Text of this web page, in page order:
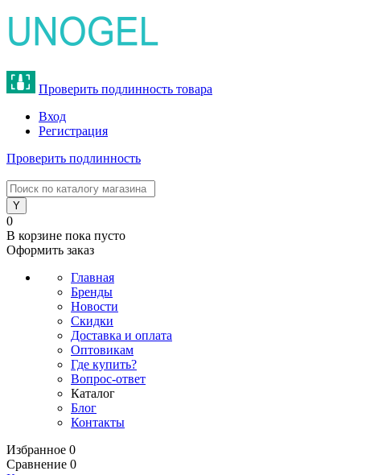
Проверить подлинность товара
Вход
Регистрация
Проверить подлинность
0
В корзине пока пусто
Оформить заказ
Главная
Бренды
Новости
Скидки
Доставка и оплата
Оптовикам
Где купить?
Вопрос-ответ
Каталог
Блог
Контакты
Избранное 0
Сравнение 0